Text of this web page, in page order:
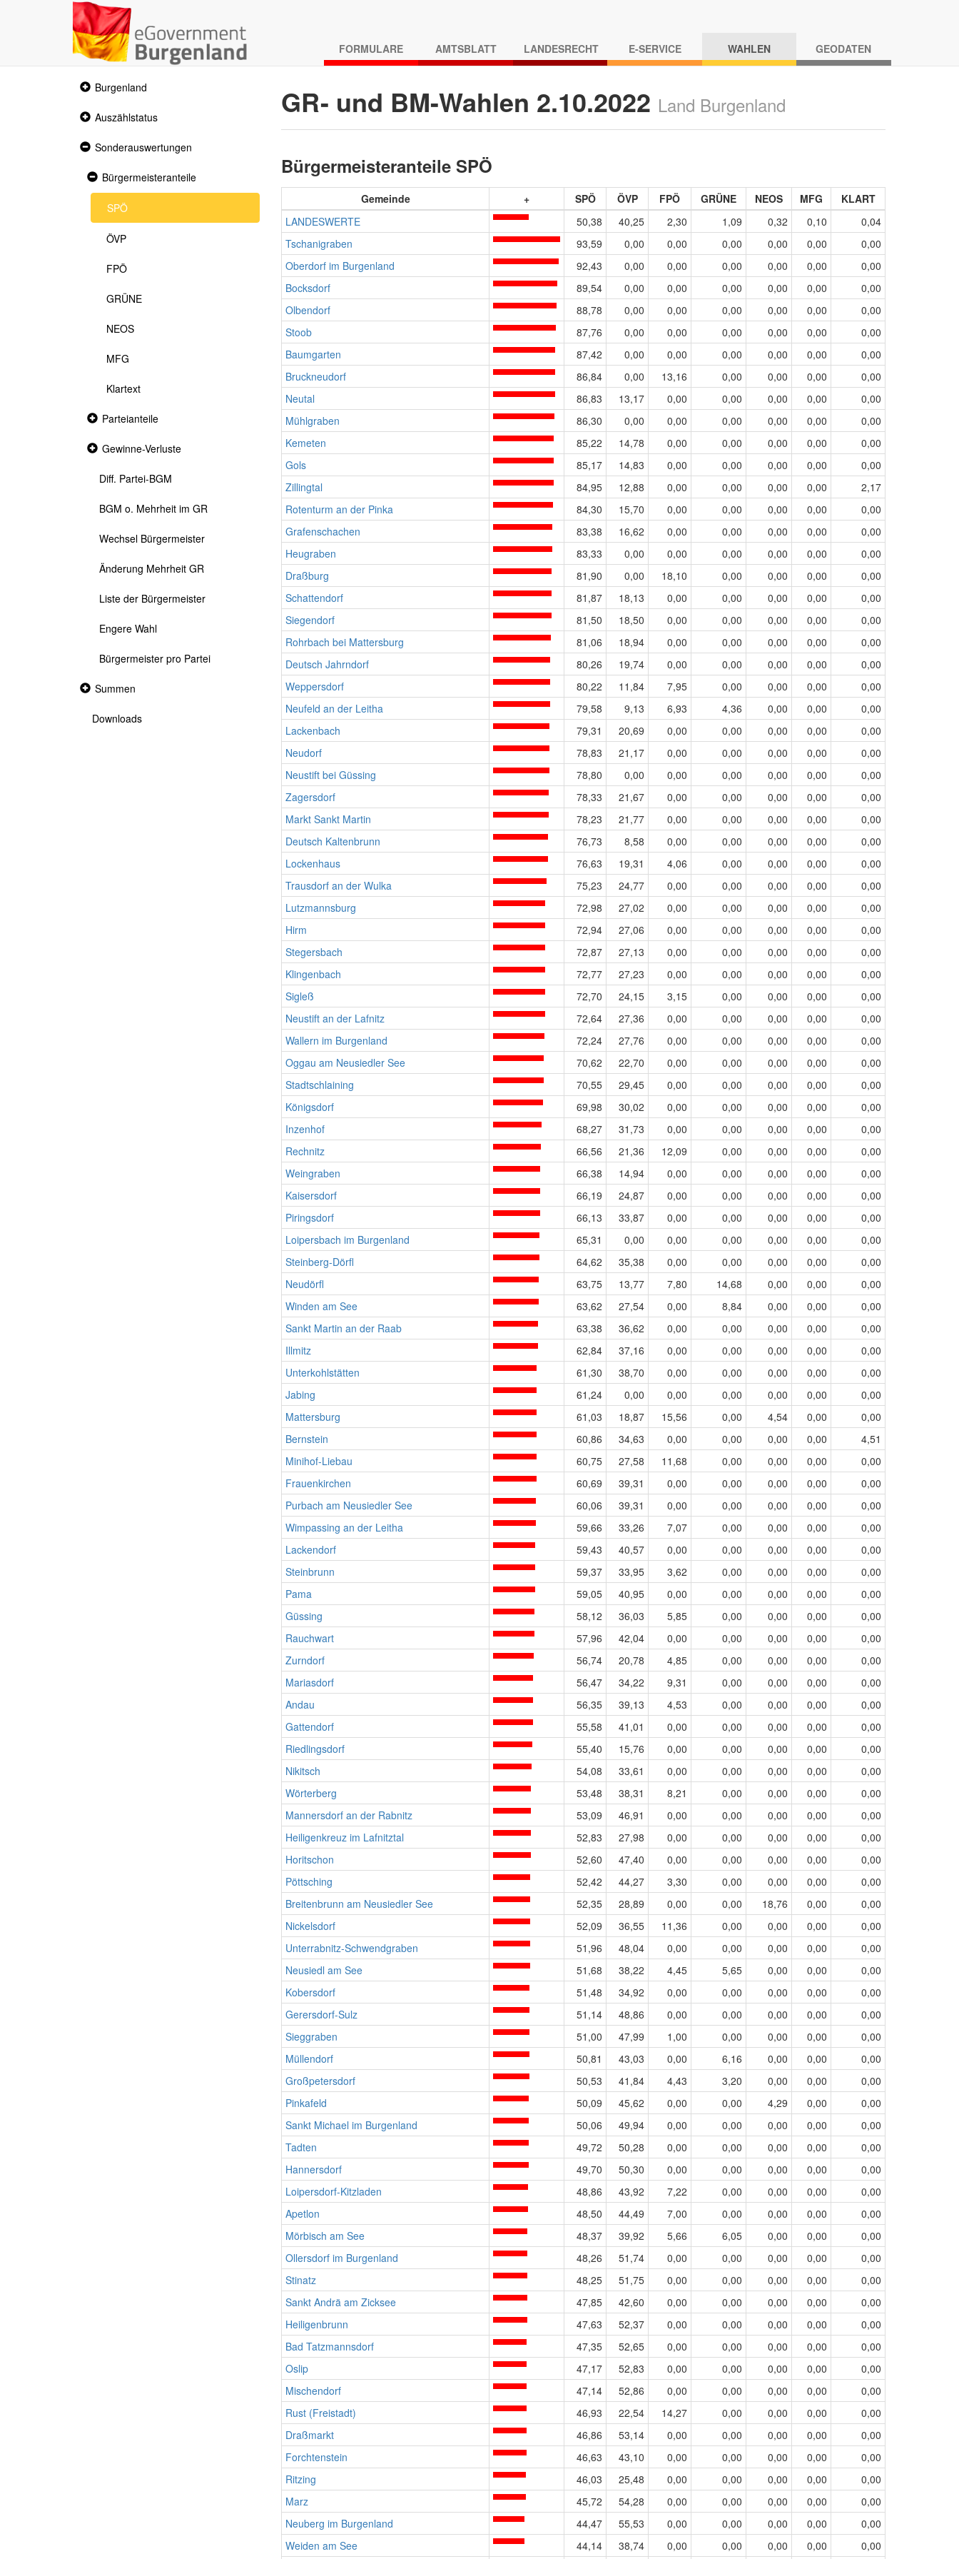
FORMULARE AMTSBLATT LANDESRECHT E-SERVICE WAHLEN GEODATEN
Collapsed
section
Burgenland
Collapsed
Auszählstatus
Expanded
Sonderauswertungen
Expanded
section
Bürgermeisteranteile
SPÖ
ÖVP
FPÖ
GRÜNE
NEOS
MFG
Klartext
Collapsed
Parteianteile
Collapsed
Gewinne-Verluste
Diff. Partei-BGM
BGM o. Mehrheit im GR
Wechsel Bürgermeister
Änderung Mehrheit GR
Liste der Bürgermeister
Engere Wahl
Bürgermeister pro Partei
Collapsed
Summen
Downloads
GR- und BM-Wahlen 2.10.2022 Land Burgenland
Bürgermeisteranteile SPÖ
Gemeinde + SPÖ ÖVP FPÖ GRÜNE NEOS MFG
KLART
LANDESWERTE
50,38 40,25 2,30 1,09 0,32 0,10
0,04
Tschanigraben
93,59 0,00 0,00 0,00 0,00 0,00
0,00
Oberdorf im Burgenland
92,43 0,00 0,00 0,00 0,00 0,00
0,00
Bocksdorf
89,54 0,00 0,00 0,00 0,00 0,00
0,00
Olbendorf
88,78 0,00 0,00 0,00 0,00 0,00
0,00
Stoob
87,76 0,00 0,00 0,00 0,00 0,00
0,00
Baumgarten
87,42 0,00 0,00 0,00 0,00 0,00
0,00
Bruckneudorf
86,84 0,00 13,16 0,00 0,00 0,00
0,00
Neutal
86,83 13,17 0,00 0,00 0,00 0,00
0,00
Mühlgraben
86,30 0,00 0,00 0,00 0,00 0,00
0,00
Kemeten
85,22 14,78 0,00 0,00 0,00 0,00
0,00
Gols
85,17 14,83 0,00 0,00 0,00 0,00
0,00
Zillingtal
84,95 12,88 0,00 0,00 0,00 0,00
2,17
Rotenturm an der Pinka
84,30 15,70 0,00 0,00 0,00 0,00
0,00
Grafenschachen
83,38 16,62 0,00 0,00 0,00 0,00
0,00
Heugraben
83,33 0,00 0,00 0,00 0,00 0,00
0,00
Draßburg
81,90 0,00 18,10 0,00 0,00 0,00
0,00
Schattendorf
81,87 18,13 0,00 0,00 0,00 0,00
0,00
Siegendorf
81,50 18,50 0,00 0,00 0,00 0,00
0,00
Rohrbach bei Mattersburg
81,06 18,94 0,00 0,00 0,00 0,00
0,00
Deutsch Jahrndorf
80,26 19,74 0,00 0,00 0,00 0,00
0,00
Weppersdorf
80,22 11,84 7,95 0,00 0,00 0,00
0,00
Neufeld an der Leitha
79,58 9,13 6,93 4,36 0,00 0,00
0,00
Lackenbach
79,31 20,69 0,00 0,00 0,00 0,00
0,00
Neudorf
78,83 21,17 0,00 0,00 0,00 0,00
0,00
Neustift bei Güssing
78,80 0,00 0,00 0,00 0,00 0,00
0,00
Zagersdorf
78,33 21,67 0,00 0,00 0,00 0,00
0,00
Markt Sankt Martin
78,23 21,77 0,00 0,00 0,00 0,00
0,00
Deutsch Kaltenbrunn
76,73 8,58 0,00 0,00 0,00 0,00
0,00
Lockenhaus
76,63 19,31 4,06 0,00 0,00 0,00
0,00
Trausdorf an der Wulka
75,23 24,77 0,00 0,00 0,00 0,00
0,00
Lutzmannsburg
72,98 27,02 0,00 0,00 0,00 0,00
0,00
Hirm
72,94 27,06 0,00 0,00 0,00 0,00
0,00
Stegersbach
72,87 27,13 0,00 0,00 0,00 0,00
0,00
Klingenbach
72,77 27,23 0,00 0,00 0,00 0,00
0,00
Sigleß
72,70 24,15 3,15 0,00 0,00 0,00
0,00
Neustift an der Lafnitz
72,64 27,36 0,00 0,00 0,00 0,00
0,00
Wallern im Burgenland
72,24 27,76 0,00 0,00 0,00 0,00
0,00
Oggau am Neusiedler See
70,62 22,70 0,00 0,00 0,00 0,00
0,00
Stadtschlaining
70,55 29,45 0,00 0,00 0,00 0,00
0,00
Königsdorf
69,98 30,02 0,00 0,00 0,00 0,00
0,00
Inzenhof
68,27 31,73 0,00 0,00 0,00 0,00
0,00
Rechnitz
66,56 21,36 12,09 0,00 0,00 0,00
0,00
Weingraben
66,38 14,94 0,00 0,00 0,00 0,00
0,00
Kaisersdorf
66,19 24,87 0,00 0,00 0,00 0,00
0,00
Piringsdorf
66,13 33,87 0,00 0,00 0,00 0,00
0,00
Loipersbach im Burgenland
65,31 0,00 0,00 0,00 0,00 0,00
0,00
Steinberg-Dörfl
64,62 35,38 0,00 0,00 0,00 0,00
0,00
Neudörfl
63,75 13,77 7,80 14,68 0,00 0,00
0,00
Winden am See
63,62 27,54 0,00 8,84 0,00 0,00
0,00
Sankt Martin an der Raab
63,38 36,62 0,00 0,00 0,00 0,00
0,00
Illmitz
62,84 37,16 0,00 0,00 0,00 0,00
0,00
Unterkohlstätten
61,30 38,70 0,00 0,00 0,00 0,00
0,00
Jabing
61,24 0,00 0,00 0,00 0,00 0,00
0,00
Mattersburg
61,03 18,87 15,56 0,00 4,54 0,00
0,00
Bernstein
60,86 34,63 0,00 0,00 0,00 0,00
4,51
Minihof-Liebau
60,75 27,58 11,68 0,00 0,00 0,00
0,00
Frauenkirchen
60,69 39,31 0,00 0,00 0,00 0,00
0,00
Purbach am Neusiedler See
60,06 39,31 0,00 0,00 0,00 0,00
0,00
Wimpassing an der Leitha
59,66 33,26 7,07 0,00 0,00 0,00
0,00
Lackendorf
59,43 40,57 0,00 0,00 0,00 0,00
0,00
Steinbrunn
59,37 33,95 3,62 0,00 0,00 0,00
0,00
Pama
59,05 40,95 0,00 0,00 0,00 0,00
0,00
Güssing
58,12 36,03 5,85 0,00 0,00 0,00
0,00
Rauchwart
57,96 42,04 0,00 0,00 0,00 0,00
0,00
Zurndorf
56,74 20,78 4,85 0,00 0,00 0,00
0,00
Mariasdorf
56,47 34,22 9,31 0,00 0,00 0,00
0,00
Andau
56,35 39,13 4,53 0,00 0,00 0,00
0,00
Gattendorf
55,58 41,01 0,00 0,00 0,00 0,00
0,00
Riedlingsdorf
55,40 15,76 0,00 0,00 0,00 0,00
0,00
Nikitsch
54,08 33,61 0,00 0,00 0,00 0,00
0,00
Wörterberg
53,48 38,31 8,21 0,00 0,00 0,00
0,00
Mannersdorf an der Rabnitz
53,09 46,91 0,00 0,00 0,00 0,00
0,00
Heiligenkreuz im Lafnitztal
52,83 27,98 0,00 0,00 0,00 0,00
0,00
Horitschon
52,60 47,40 0,00 0,00 0,00 0,00
0,00
Pöttsching
52,42 44,27 3,30 0,00 0,00 0,00
0,00
Breitenbrunn am Neusiedler See
52,35 28,89 0,00 0,00 18,76 0,00
0,00
Nickelsdorf
52,09 36,55 11,36 0,00 0,00 0,00
0,00
Unterrabnitz-Schwendgraben
51,96 48,04 0,00 0,00 0,00 0,00
0,00
Neusiedl am See
51,68 38,22 4,45 5,65 0,00 0,00
0,00
Kobersdorf
51,48 34,92 0,00 0,00 0,00 0,00
0,00
Gerersdorf-Sulz
51,14 48,86 0,00 0,00 0,00 0,00
0,00
Sieggraben
51,00 47,99 1,00 0,00 0,00 0,00
0,00
Müllendorf
50,81 43,03 0,00 6,16 0,00 0,00
0,00
Großpetersdorf
50,53 41,84 4,43 3,20 0,00 0,00
0,00
Pinkafeld
50,09 45,62 0,00 0,00 4,29 0,00
0,00
Sankt Michael im Burgenland
50,06 49,94 0,00 0,00 0,00 0,00
0,00
Tadten
49,72 50,28 0,00 0,00 0,00 0,00
0,00
Hannersdorf
49,70 50,30 0,00 0,00 0,00 0,00
0,00
Loipersdorf-Kitzladen
48,86 43,92 7,22 0,00 0,00 0,00
0,00
Apetlon
48,50 44,49 7,00 0,00 0,00 0,00
0,00
Mörbisch am See
48,37 39,92 5,66 6,05 0,00 0,00
0,00
Ollersdorf im Burgenland
48,26 51,74 0,00 0,00 0,00 0,00
0,00
Stinatz
48,25 51,75 0,00 0,00 0,00 0,00
0,00
Sankt Andrä am Zicksee
47,85 42,60 0,00 0,00 0,00 0,00
0,00
Heiligenbrunn
47,63 52,37 0,00 0,00 0,00 0,00
0,00
Bad Tatzmannsdorf
47,35 52,65 0,00 0,00 0,00 0,00
0,00
Oslip
47,17 52,83 0,00 0,00 0,00 0,00
0,00
Mischendorf
47,14 52,86 0,00 0,00 0,00 0,00
0,00
Rust (Freistadt)
46,93 22,54 14,27 0,00 0,00 0,00
0,00
Draßmarkt
46,86 53,14 0,00 0,00 0,00 0,00
0,00
Forchtenstein
46,63 43,10 0,00 0,00 0,00 0,00
0,00
Ritzing
46,03 25,48 0,00 0,00 0,00 0,00
0,00
Marz
45,72 54,28 0,00 0,00 0,00 0,00
0,00
Neuberg im Burgenland
44,47 55,53 0,00 0,00 0,00 0,00
0,00
Weiden am See
44,14 38,74 0,00 0,00 0,00 0,00 0,00